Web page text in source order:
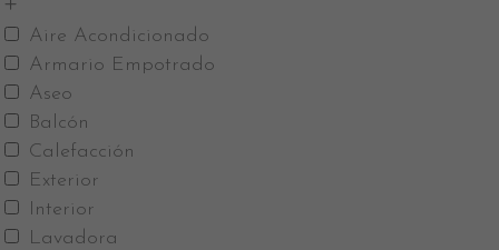
Aire Acondicionado
Armario Empotrado
Aseo
Balcón
Calefacción
Exterior
Interior
Lavadora